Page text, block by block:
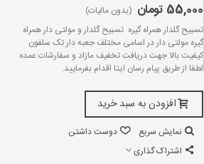
55,000 تومان
(بدون مالیات)
تسبیح گلدار همراه گیره تسبیح گلدار و مولتی دار همراه
گیره مولتی دار در اسامی مختلف جعبه دار تک سلفون
کیفیت بالا جهت دریافت تخفیف مازاد و سفارشات عمده
لطفا از طریق پیام رسان ایتا اقدام بفرمایید.
افزودن به سبد خرید
نمایش سریع
دوست داشتن
اشتراک گذاری